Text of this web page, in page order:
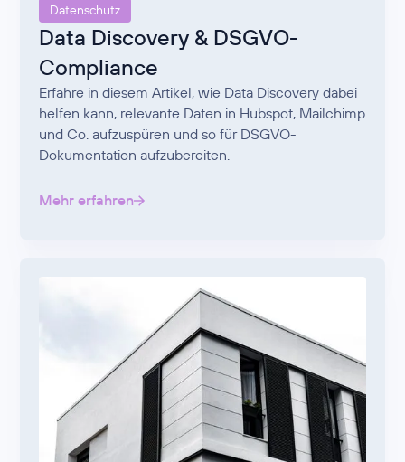
Datenschutz
Data Discovery & DSGVO-
Compliance
Erfahre in diesem Artikel, wie Data Discovery dabei
helfen kann, relevante Daten in Hubspot, Mailchimp
und Co. aufzuspüren und so für DSGVO-
Dokumentation aufzubereiten.
Mehr erfahren